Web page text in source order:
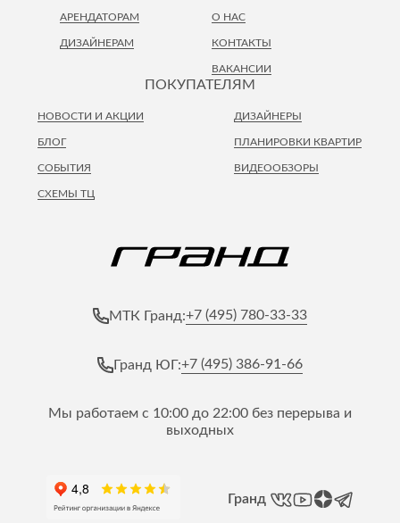
ПОКУПАТЕЛЯМ
НОВОСТИ И АКЦИИ
ПЛАНИРОВКИ КВАРТИР
ВИДЕООБЗОРЫ
БЛОГ
СОБЫТИЯ
СХЕМЫ ТЦ
ДИЗАЙНЕРЫ
АРЕНДАТОРАМ
ДИЗАЙНЕРАМ
О НАС
КОНТАКТЫ
ВАКАНСИИ
МТК Гранд:+7 (495) 780-33-33
Гранд ЮГ:+7 (495) 386-91-66
Мы работаем с 10:00 до 22:00 без перерыва и
выходных
Гранд